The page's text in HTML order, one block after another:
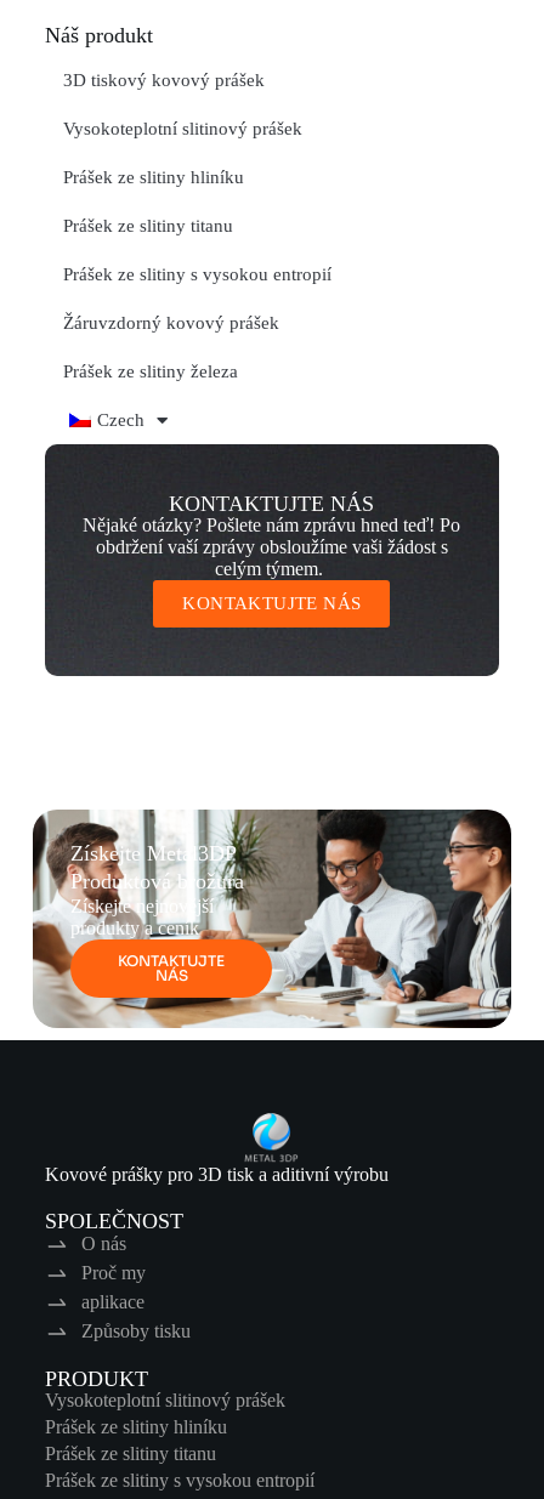
Náš produkt
3D tiskový kovový prášek
Vysokoteplotní slitinový prášek
Prášek ze slitiny hliníku
Prášek ze slitiny titanu
Prášek ze slitiny s vysokou entropií
Žáruvzdorný kovový prášek
Prášek ze slitiny železa
Czech
KONTAKTUJTE NÁS
Nějaké otázky? Pošlete nám zprávu hned teď! Po
obdržení vaší zprávy obsloužíme vaši žádost s
celým týmem.
KONTAKTUJTE NÁS
Získejte Metal3DP
Produktová brožura
Získejte nejnovější
produkty a ceník
KONTAKTUJTE
NÁS
Kovové prášky pro 3D tisk a aditivní výrobu
SPOLEČNOST
O nás
Proč my
aplikace
Způsoby tisku
PRODUKT
Vysokoteplotní slitinový prášek
Prášek ze slitiny hliníku
Prášek ze slitiny titanu
Prášek ze slitiny s vysokou entropií